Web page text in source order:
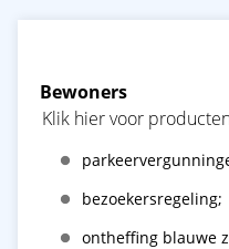
Bewoners
Klik hier voor
bezoekersregeling;
ontheffing blauwe